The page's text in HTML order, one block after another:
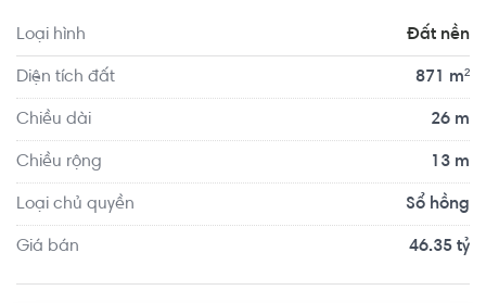
ủy ban nhân dân phường, là nơi tập trung các bệnh viện
trạm y tế lớn nhỏ đảm bảo cho sức khỏe gia đình bạn,
tâm linh. Nơi đây hứa hẹn sẽ mang lại cho bạn cuộc sống
thoải mái thuận tiện bậc nhất tại Thủ Đức.
Loại hình Đất nền
Diện tích đất 871 m²
Chiều dài 26 m
Chiều rộng 13 m
Loại chủ quyền Sổ hồng
Giá bán 46.35 tỷ